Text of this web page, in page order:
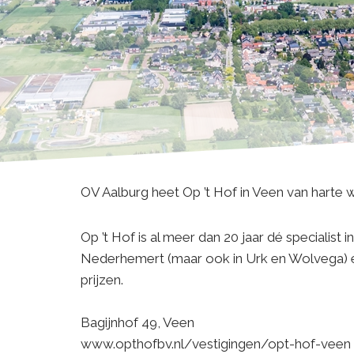
OV Aalburg heet Op ’t Hof in Veen van
Op ’t Hof is al meer dan 20 jaar dé
Nederhemert (maar ook in Urk en Wolvega)
prijzen.
Bagijnhof 49, Veen
www.opthofbv.nl/vestigingen/opt-hof-veen